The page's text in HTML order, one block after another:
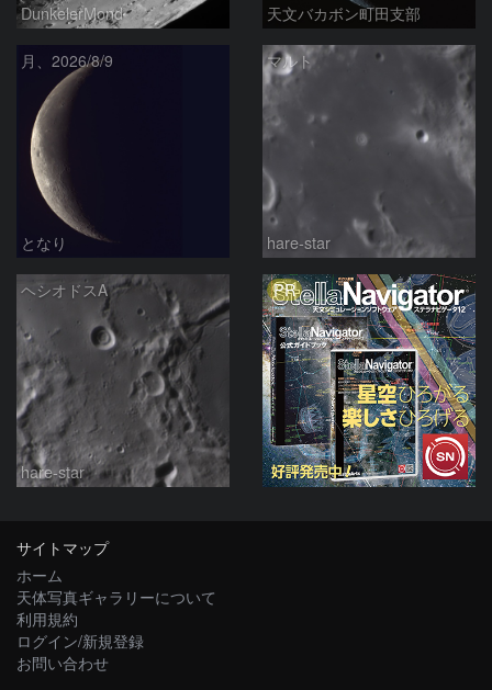
DunkelerMond 天文バカボン町田支部
月、2026/8/9
となり
マルト
hare-star
ヘシオドスA
hare-star
PR
サイトマップ
ホーム
天体写真ギャラリーについて
利用規約
ログイン/新規登録
お問い合わせ